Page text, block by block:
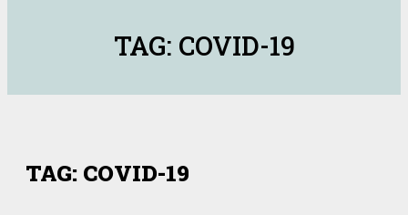
TAG: COVID-19
TAG: COVID-19